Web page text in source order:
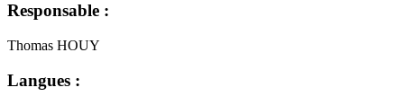
Responsable :
Thomas HOUY
Langues :